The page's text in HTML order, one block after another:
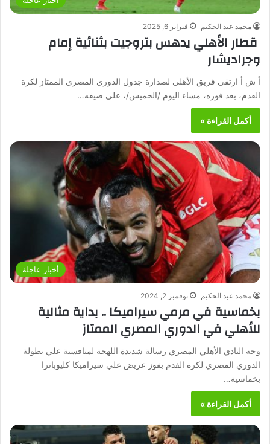
محمد عبد الحكيم فبراير 6, 2025
قطار الأهلي يدهس بتروجيت بثنائية إمام
وجراديشار
أ ش أ ارتقى فريق الأهلي لصدارة جدول الدوري المصري الممتاز لكرة
القدم، بعد فوزه، مساء اليوم /الخميس/، على ضيفه…
أكمل القراءة »
أخبار عاجلة
محمد عبد الحكيم نوفمبر 2, 2024
بخماسية في مرمي سيراميكا .. بداية مثالية
للأهلي في الدوري المصري الممتاز
وجه النادي الأهلي المصري رسالة شديدة اللهجة لمنافسية علي بطولة
الدوري المصري لكرة القدم بفوز عريض علي سيراميكا كليوباترا
بخماسية…
أكمل القراءة »